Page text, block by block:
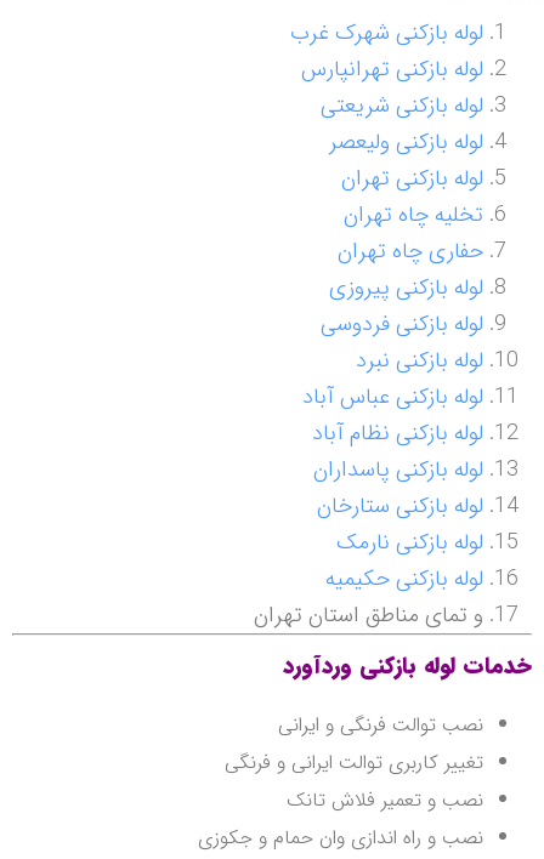
لوله بازکنی شهرک غرب
لوله بازکنی تهرانپارس
لوله بازکنی شریعتی
لوله بازکنی ولیعصر
لوله بازکنی تهران
تخلیه چاه تهران
حفاری چاه تهران
لوله بازکنی پیروزی
لوله بازکنی فردوسی
لوله بازکنی نبرد
لوله بازکنی عباس آباد
لوله بازکنی نظام آباد
لوله بازکنی پاسداران
لوله بازکنی ستارخان
لوله بازکنی نارمک
لوله بازکنی حکیمیه
و تمای مناطق استان تهران
خدمات لوله بازکنی وردآورد
نصب توالت فرنگی و ایرانی
تغییر کاربری توالت ایرانی و فرنگی
نصب و تعمیر فلاش تانک
نصب و راه اندازی وان حمام و جکوزی